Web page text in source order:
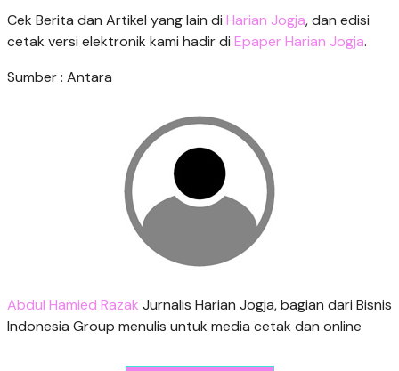
Cek Berita dan Artikel yang lain di Harian Jogja, dan edisi
cetak versi elektronik kami hadir di Epaper Harian Jogja.
Sumber : Antara
Abdul Hamied Razak Jurnalis Harian Jogja, bagian dari Bisnis
Indonesia Group menulis untuk media cetak dan online